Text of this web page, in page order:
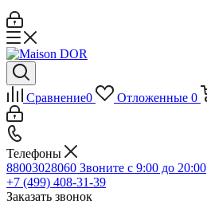
Сравнение0 Отложенные 0
Телефоны
88003028060 Звоните с 9:00 до 20:00
+7 (499) 408-31-39
Заказать звонок